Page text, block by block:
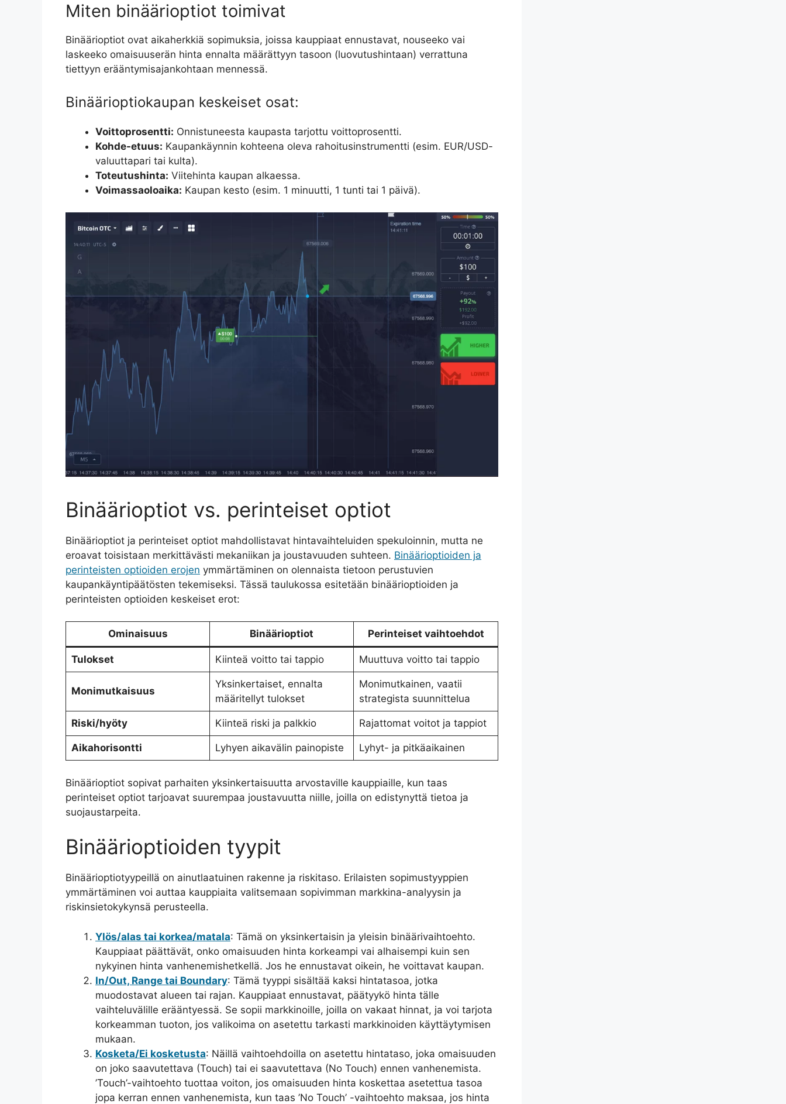
Miten binäärioptiot toimivat
Binäärioptiot ovat aikaherkkiä sopimuksia, joissa kauppiaat ennustavat, nouseeko vai
laskeeko omaisuuserän hinta ennalta määrättyyn tasoon (luovutushintaan) verrattuna
tiettyyn erääntymisajankohtaan mennessä.
Binäärioptiokaupan keskeiset osat:
Voittoprosentti: Onnistuneesta kaupasta tarjottu voittoprosentti.
Kohde-etuus: Kaupankäynnin kohteena oleva rahoitusinstrumentti (esim. EUR/USD-
valuuttapari tai kulta).
Toteutushinta: Viitehinta kaupan alkaessa.
Voimassaoloaika: Kaupan kesto (esim. 1 minuutti, 1 tunti tai 1 päivä).
Binäärioptiot vs. perinteiset optiot
Binäärioptiot ja perinteiset optiot mahdollistavat hintavaihteluiden spekuloinnin, mutta ne
eroavat toisistaan ​​merkittävästi mekaniikan ja joustavuuden suhteen. Binäärioptioiden ja
perinteisten optioiden erojen ymmärtäminen on olennaista tietoon perustuvien
kaupankäyntipäätösten tekemiseksi. Tässä taulukossa esitetään binäärioptioiden ja
perinteisten optioiden keskeiset erot:
Ominaisuus Binäärioptiot Perinteiset vaihtoehdot
Tulokset Kiinteä voitto tai tappio Muuttuva voitto tai tappio
Monimutkaisuus
Yksinkertaiset, ennalta
määritellyt tulokset
Monimutkainen, vaatii
strategista suunnittelua
Riski/hyöty Kiinteä riski ja palkkio Rajattomat voitot ja tappiot
Aikahorisontti Lyhyen aikavälin painopiste Lyhyt- ja pitkäaikainen
Binäärioptiot sopivat parhaiten yksinkertaisuutta arvostaville kauppiaille, kun taas
perinteiset optiot tarjoavat suurempaa joustavuutta niille, joilla on edistynyttä tietoa ja
suojaustarpeita.
Binäärioptioiden tyypit
Binäärioptiotyypeillä on ainutlaatuinen rakenne ja riskitaso. Erilaisten sopimustyyppien
ymmärtäminen voi auttaa kauppiaita valitsemaan sopivimman markkina-analyysin ja
riskinsietokykynsä perusteella.
Ylös/alas tai korkea/matala: Tämä on yksinkertaisin ja yleisin binäärivaihtoehto.
Kauppiaat päättävät, onko omaisuuden hinta korkeampi vai alhaisempi kuin sen
nykyinen hinta vanhenemishetkellä. Jos he ennustavat oikein, he voittavat kaupan.
In/Out, Range tai Boundary: Tämä tyyppi sisältää kaksi hintatasoa, jotka
muodostavat alueen tai rajan. Kauppiaat ennustavat, päätyykö hinta tälle
vaihteluvälille erääntyessä. Se sopii markkinoille, joilla on vakaat hinnat, ja voi tarjota
korkeamman tuoton, jos valikoima on asetettu tarkasti markkinoiden käyttäytymisen
mukaan.
Kosketa/Ei kosketusta: Näillä vaihtoehdoilla on asetettu hintataso, joka omaisuuden
on joko saavutettava (Touch) tai ei saavutettava (No Touch) ennen vanhenemista.
’Touch’-vaihtoehto tuottaa voiton, jos omaisuuden hinta koskettaa asetettua tasoa
jopa kerran ennen vanhenemista, kun taas ’No Touch’ -vaihtoehto maksaa, jos hinta